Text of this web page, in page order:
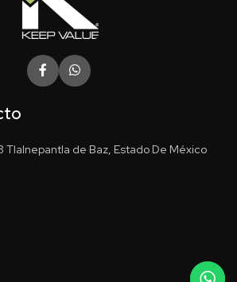
Tlalnepantla de Baz, Estado De México